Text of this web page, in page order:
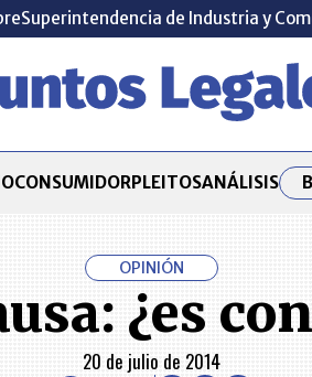
Superintendencia de Industria y
CONSUMIDORPLEITOSANÁLISIS
OPINIÓN
¿es
20 de julio de 2014